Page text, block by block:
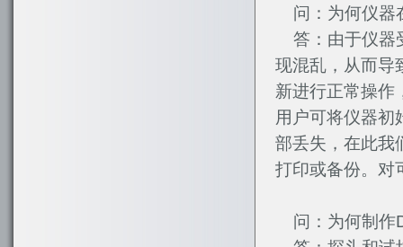
问：为何仪器
答：由于仪器
现混乱，从而导
新进行正常操作
用户可将仪器初
部丢失，在此我
打印或备份。对
问：为何制作